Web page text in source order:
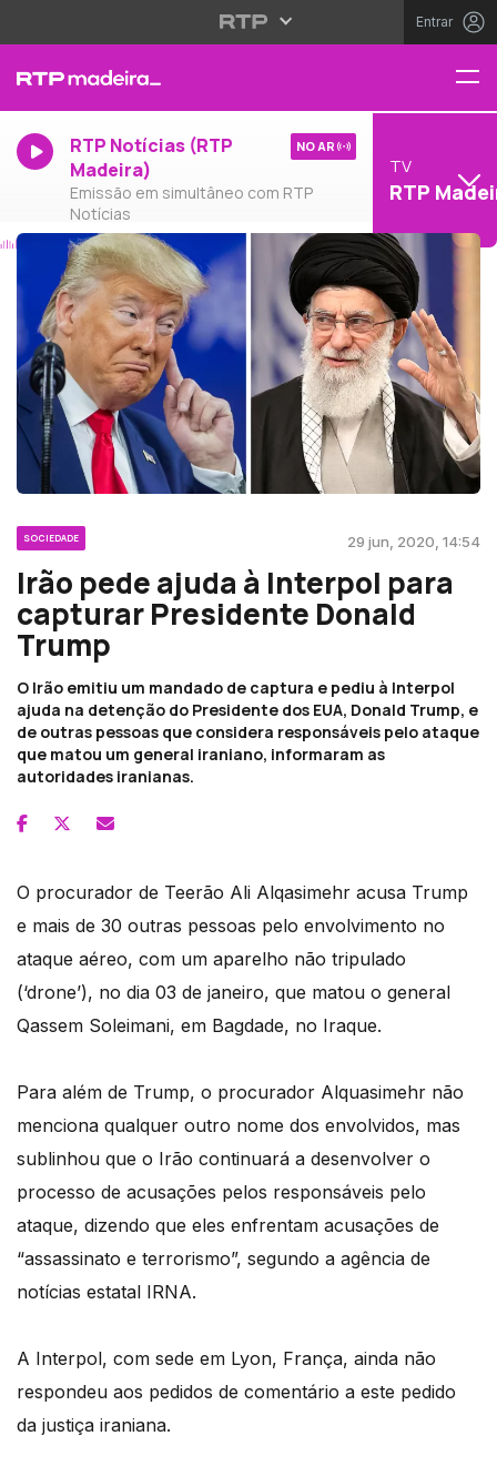
Entrar
RTP Notícias (RTP
Madeira)
Emissão em simultâneo com RTP
Notícias
NO AR
TV
RTP
SOCIEDADE 29 jun, 2020, 14:54
Irão pede ajuda à Interpol para
capturar Presidente Donald
Trump
O Irão emitiu um mandado de captura e pediu à Interpol
ajuda na detenção do Presidente dos EUA, Donald Trump, e
de outras pessoas que considera responsáveis pelo ataque
que matou um general iraniano, informaram as
autoridades iranianas.
O procurador de Teerão Ali Alqasimehr acusa Trump
e mais de 30 outras pessoas pelo envolvimento no
ataque aéreo, com um aparelho não tripulado
(‘drone’), no dia 03 de janeiro, que matou o general
Qassem Soleimani, em Bagdade, no Iraque.
Para além de Trump, o procurador Alquasimehr não
menciona qualquer outro nome dos envolvidos, mas
sublinhou que o Irão continuará a desenvolver o
processo de acusações pelos responsáveis pelo
ataque, dizendo que eles enfrentam acusações de
“assassinato e terrorismo”, segundo a agência de
notícias estatal IRNA.
A Interpol, com sede em Lyon, França, ainda não
respondeu aos pedidos de comentário a este pedido
da justiça iraniana.